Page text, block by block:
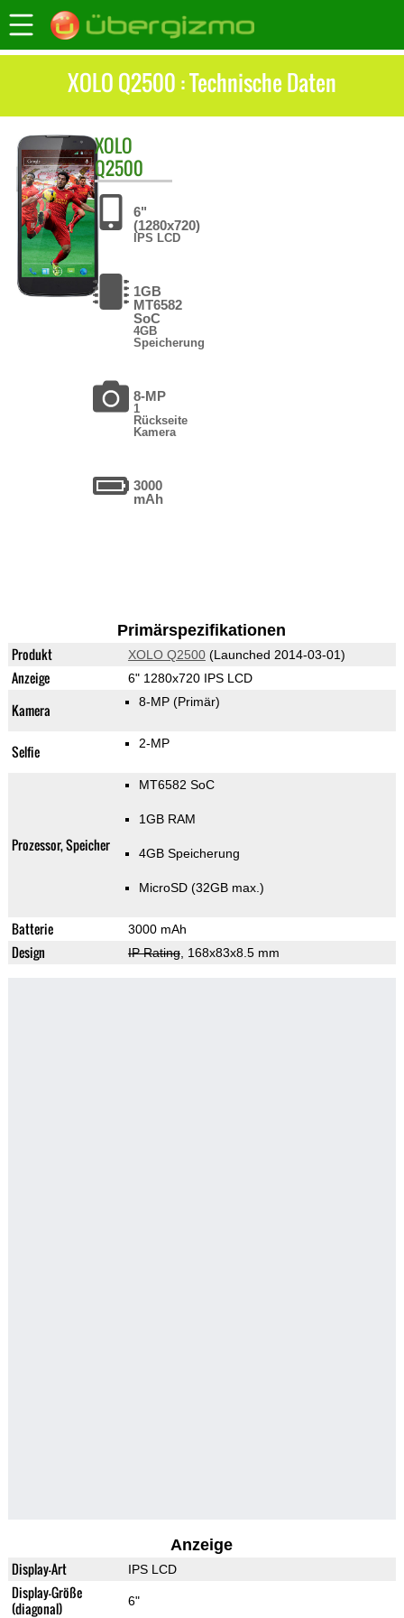
XOLO Q2500 : Technische Daten
XOLO
Q2500
6"
(1280x720)
IPS LCD
1GB
MT6582
SoC
4GB
Speicherung
8-MP
1
Rückseite
Kamera
3000
mAh
Primärspezifikationen
Produkt XOLO Q2500(Launched 2014-03-01)
Anzeige 6" 1280x720 IPS LCD
Kamera 8-MP (Primär)
Selfie 2-MP
Prozessor, Speicher
MT6582 SoC
1GB RAM
4GB Speicherung
MicroSD (32GB max.)
Batterie 3000 mAh
Design IP Rating, 168x83x8.5 mm
Anzeige
Display-Art IPS LCD
Display-Größe
(diagonal)
6"